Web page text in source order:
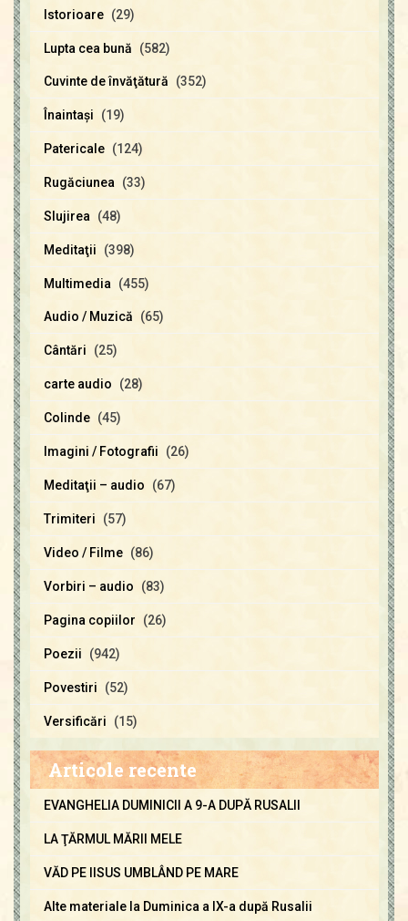
Istorioare (29)
Lupta cea bună (582)
Cuvinte de învăţătură (352)
Înaintaşi (19)
Patericale (124)
Rugăciunea (33)
Slujirea (48)
Meditaţii (398)
Multimedia (455)
Audio / Muzică (65)
Cântări (25)
carte audio (28)
Colinde (45)
Imagini / Fotografii (26)
Meditaţii – audio (67)
Trimiteri (57)
Video / Filme (86)
Vorbiri – audio (83)
Pagina copiilor (26)
Poezii (942)
Povestiri (52)
Versificări (15)
Articole recente
EVANGHELIA DUMINICII A 9-A DUPĂ RUSALII
LA ŢĂRMUL MĂRII MELE
VĂD PE IISUS UMBLÂND PE MARE
Alte materiale la Duminica a IX-a după Rusalii